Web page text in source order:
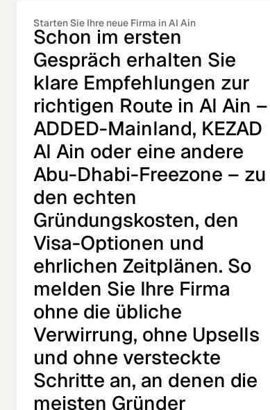
Starten Sie Ihre neue Firma in Al Ain
Schon im ersten
Gespräch erhalten Sie
klare Empfehlungen zur
richtigen Route in Al Ain –
ADDED-Mainland, KEZAD
Al Ain oder eine andere
Abu-Dhabi-Freezone – zu
den echten
Gründungskosten, den
Visa-Optionen und
ehrlichen Zeitplänen. So
melden Sie Ihre Firma
ohne die übliche
Verwirrung, ohne Upsells
und ohne versteckte
Schritte an, an denen die
meisten Gründer